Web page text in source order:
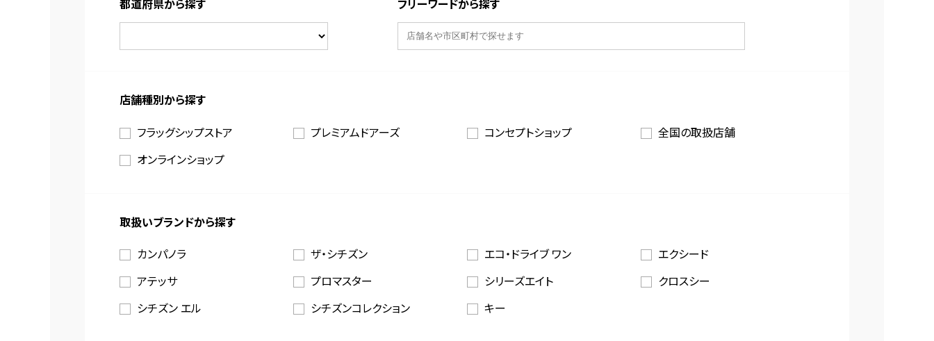
都道府県から探す フリーワードから探す
店舗種別から探す
フラッグシップストア プレミアムドアーズ コンセプトショップ
全国の取扱店舗
オンラインショップ
取扱いブランドから探す
カンパノラ ザ・シチズン エコ・ドライブ ワン
エクシード
アテッサ
プロマスター シリーズエイト
クロスシー
シチズン エル
シチズンコレクション キー